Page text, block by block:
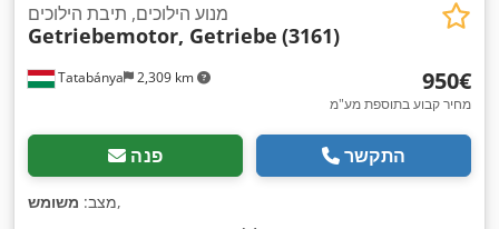
Tatabánya 2,309 km
מנוע הילוכים, תיבת הילוכים
Getriebemotor, Getriebe (3161)
‏950 ‏€
מחיר קבוע בתוספת מע"מ
פנה התקשר
מצב: משומש ,